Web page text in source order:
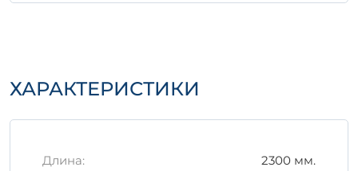
Хранить в защищенном от влаги месте.
Избегать резких ударов и падений при
Выбирая СОР (ТПР 501-07-5.84), вы
ХАРАКТЕРИСТИКИ
Длина:
2300 мм.